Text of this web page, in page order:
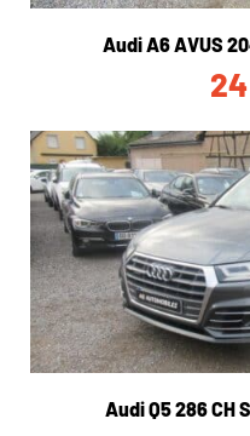
Audi A6 AVUS
Audi Q5 286 CH